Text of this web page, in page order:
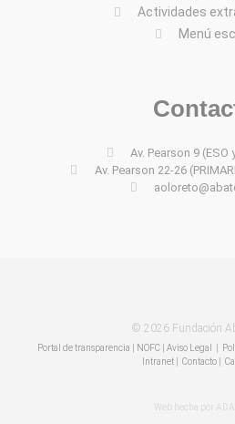
Actividades
Menú
Av. Pearson 9 (ESO
Av. Pearson 22-26
© 2026 Fundación
Portal de transparencia NOFC| Aviso Legal
Intranet| Contacto |
Web hecha por